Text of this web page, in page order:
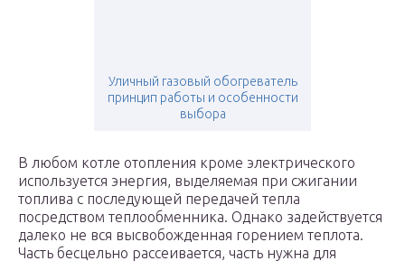
Уличный газовый обогреватель
принцип работы и особенности
выбора
В любом котле отопления кроме электрического
используется энергия, выделяемая при сжигании
топлива с последующей передачей тепла
посредством теплообменника. Однако задействуется
далеко не вся высвобожденная горением теплота.
Часть бесцельно рассеивается, часть нужна для